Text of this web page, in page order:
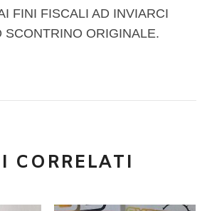
FINI FISCALI AD INVIARCI
SCONTRINO ORIGINALE.
CORRELATI